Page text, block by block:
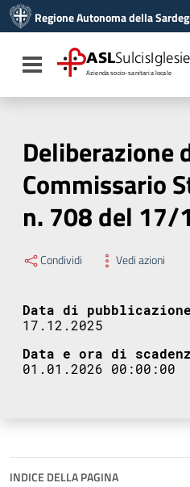
Vai al menu di navigazione
Vai al footer
Regione Autonoma della
Toggle navigation
ASL
Azienda socio-sanitaria locale
Deliberazione
Commissario
n. 708 del
Condividi Vedi azioni
Data di pubblicazione
17.12.2025
Data e ora di
01.01.2026 00:00:00
INDICE DELLA PAGINA